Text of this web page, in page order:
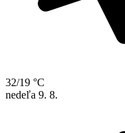
32/19 °C
nedeľa 9. 8.